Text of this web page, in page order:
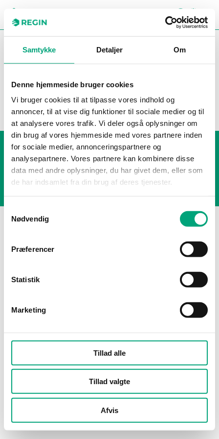
Samtykke Detaljer Om
Denne hjemmeside bruger cookies
Vi bruger cookies til at tilpasse vores indhold og
annoncer, til at vise dig funktioner til sociale medier og til
at analysere vores trafik. Vi deler også oplysninger om
din brug af vores hjemmeside med vores partnere inden
for sociale medier, annonceringspartnere og
analysepartnere. Vores partnere kan kombinere disse
data med andre oplysninger, du har givet dem, eller som
de har indsamlet fra din brug af deres tjenester.
Samtykkevalg
Nødvendig
Præferencer
Statistik
Marketing
Tillad alle
Tillad valgte
Afvis
You are here:
Regin Products Controllers
Filters
Our products
Kontakter
Cookie policy
Privacy policy